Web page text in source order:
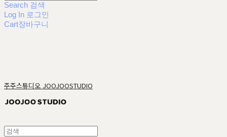
Search 검색
Log In 로그인
Cart장바구니
주주스튜디오 JOOJOOSTUDIO